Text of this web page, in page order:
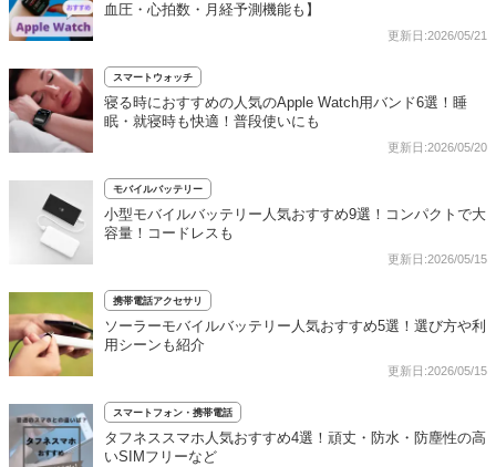
血圧・心拍数・月経予測機能も】
更新日:2026/05/21
スマートウォッチ
寝る時におすすめの人気のApple Watch用バンド6選！睡
眠・就寝時も快適！普段使いにも
更新日:2026/05/20
モバイルバッテリー
小型モバイルバッテリー人気おすすめ9選！コンパクトで大
容量！コードレスも
更新日:2026/05/15
携帯電話アクセサリ
ソーラーモバイルバッテリー人気おすすめ5選！選び方や利
用シーンも紹介
更新日:2026/05/15
スマートフォン・携帯電話
タフネススマホ人気おすすめ4選！頑丈・防水・防塵性の高
いSIMフリーなど